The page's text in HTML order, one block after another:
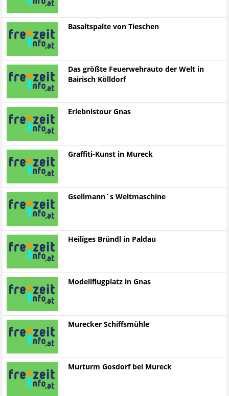
Basaltspalte von Tieschen
Das größte Feuerwehrauto der Welt in
Bairisch Kölldorf
Erlebnistour Gnas
Graffiti-Kunst in Mureck
Gsellmann´s Weltmaschine
Heiliges Bründl in Paldau
Modellflugplatz in Gnas
Murecker Schiffsmühle
Murturm Gosdorf bei Mureck